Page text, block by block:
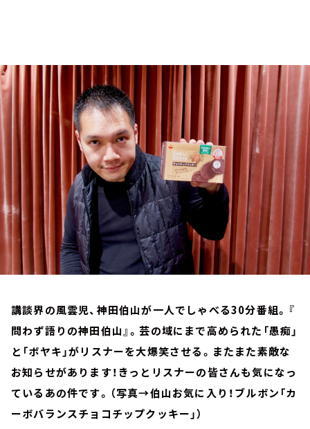
講談界の風雲児、神田伯山が一人でしゃべる30分番組。『
問わず語りの神田伯山』。芸の域にまで高められた「愚痴」
と「ボヤキ」がリスナーを大爆笑させる。またまた素敵な
お知らせがあります！きっとリスナーの皆さんも気になっ
ているあの件です。（写真→伯山お気に入り！ブルボン「カ
ーボバランスチョコチップクッキー」）